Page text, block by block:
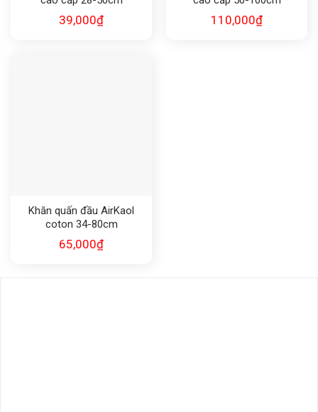
39,000₫ 110,000₫
Khăn quấn đầu AirKaol
coton 34-80cm
65,000₫